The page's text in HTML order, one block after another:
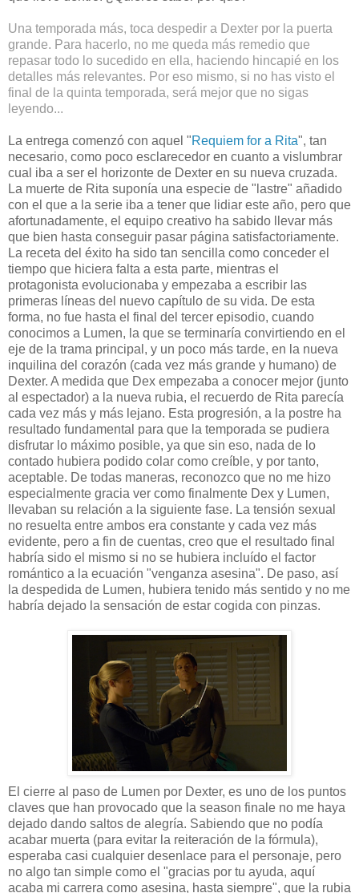
Una temporada más, toca despedir a Dexter por la puerta
grande. Para hacerlo, no me queda más remedio que
repasar todo lo sucedido en ella, haciendo hincapié en los
detalles más relevantes. Por eso mismo, si no has visto el
final de la quinta temporada, será mejor que no sigas
leyendo...
La entrega comenzó con aquel "Requiem for a Rita", tan
necesario, como poco esclarecedor en cuanto a vislumbrar
cual iba a ser el horizonte de Dexter en su nueva cruzada.
La muerte de Rita suponía una especie de "lastre" añadido
con el que a la serie iba a tener que lidiar este año, pero que
afortunadamente, el equipo creativo ha sabido llevar más
que bien hasta conseguir pasar página satisfactoriamente.
La receta del éxito ha sido tan sencilla como conceder el
tiempo que hiciera falta a esta parte, mientras el
protagonista evolucionaba y empezaba a escribir las
primeras líneas del nuevo capítulo de su vida. De esta
forma, no fue hasta el final del tercer episodio, cuando
conocimos a Lumen, la que se terminaría convirtiendo en el
eje de la trama principal, y un poco más tarde, en la nueva
inquilina del corazón (cada vez más grande y humano) de
Dexter. A medida que Dex empezaba a conocer mejor (junto
al espectador) a la nueva rubia, el recuerdo de Rita parecía
cada vez más y más lejano. Esta progresión, a la postre ha
resultado fundamental para que la temporada se pudiera
disfrutar lo máximo posible, ya que sin eso, nada de lo
contado hubiera podido colar como creíble, y por tanto,
aceptable. De todas maneras, reconozco que no me hizo
especialmente gracia ver como finalmente Dex y Lumen,
llevaban su relación a la siguiente fase. La tensión sexual
no resuelta entre ambos era constante y cada vez más
evidente, pero a fin de cuentas, creo que el resultado final
habría sido el mismo si no se hubiera incluído el factor
romántico a la ecuación "venganza asesina". De paso, así
la despedida de Lumen, hubiera tenido más sentido y no me
habría dejado la sensación de estar cogida con pinzas.
El cierre al paso de Lumen por Dexter, es uno de los puntos
claves que han provocado que la season finale no me haya
dejado dando saltos de alegría. Sabiendo que no podía
acabar muerta (para evitar la reiteración de la fórmula),
esperaba casi cualquier desenlace para el personaje, pero
no algo tan simple como el "gracias por tu ayuda, aquí
acaba mi carrera como asesina, hasta siempre", que la rubia